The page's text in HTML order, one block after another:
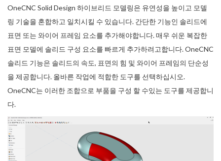
OneCNC Solid Design 하이브리드 모델링은 유연성을 높이고 모델
링 기술을 혼합하고 일치시킬 수 있습니다. 간단한 기능인 솔리드에
표면 또는 와이어 프레임 요소를 추가해야합니다. 매우 쉬운 복잡한
표면 모델에 솔리드 구성 요소를 빠르게 추가하려고합니다. OneCNC
솔리드 기능은 솔리드의 속도, 표면의 힘 및 와이어 프레임의 단순성
을 제공합니다. 올바른 작업에 적합한 도구를 선택하십시오.
OneCNC는 이러한 조합으로 부품을 구성 할 수있는 도구를 제공합니
다.